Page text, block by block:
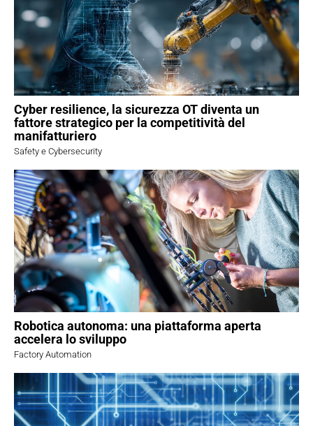
Cyber resilience, la sicurezza OT diventa un
fattore strategico per la competitività del
manifatturiero
Safety e Cybersecurity
Robotica autonoma: una piattaforma aperta
accelera lo sviluppo
Factory Automation